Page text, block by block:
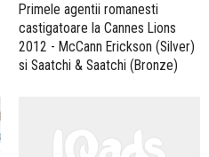
Primele agentii romanesti
castigatoare la Cannes Lions
2012 - McCann Erickson (Silver)
si Saatchi & Saatchi (Bronze)